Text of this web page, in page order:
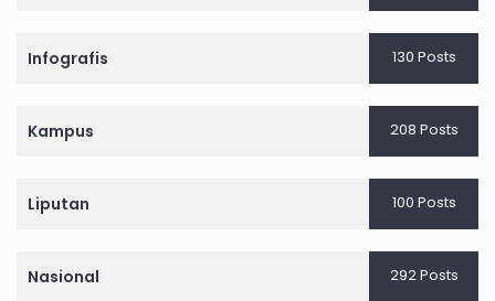
Infografis 130 Posts
Kampus 208 Posts
Liputan 100 Posts
Nasional 292 Posts